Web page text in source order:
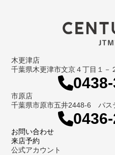
木更津店
千葉県木更津市文京４丁目１－
市原店
千葉県市原市五井2448-6 パス
お問い合わせ
来店予約
公式アカウント